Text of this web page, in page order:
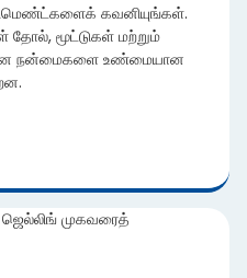
கவனியுங்கள்.
தோல், மூட்டுகள் மற்றும்
நன்மைகளை உண்மையான